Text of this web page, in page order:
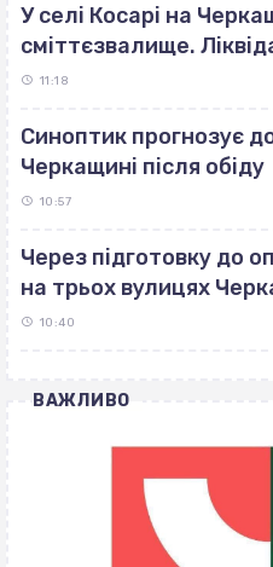
У селі Косарі на
сміттєзвалище.
11:18
Синоптик прогнозує
Черкащині після обіду
10:57
Через підготовку до
на трьох вулицях
10:40
ВАЖЛИВО